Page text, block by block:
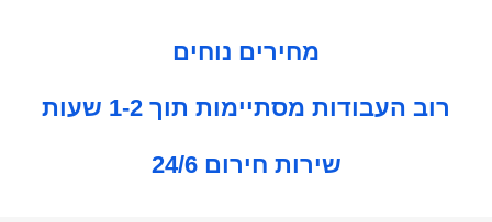
מחירים נוחים
רוב העבודות מסתיימות תוך 1-2 שעות
24/6 שירות חירום